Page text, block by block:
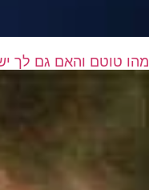
מהו טוטם והאם גם לך